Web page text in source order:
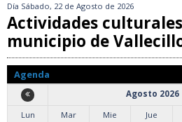
Día Sábado, 22 de Agosto de 2026
Actividades
municipio de
Agenda
Agosto 2026
Lun
Mar Mie Jue